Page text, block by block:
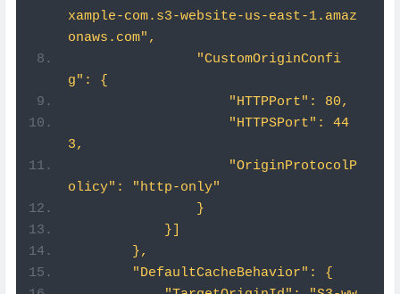
xample-com.s3-website-us-east-1.amaz
onaws.com",
"CustomOriginConfi
g": {
"HTTPPort": 80,
"HTTPSPort": 44
3,
"OriginProtocolP
olicy": "http-only"
}
}]
},
"DefaultCacheBehavior": {